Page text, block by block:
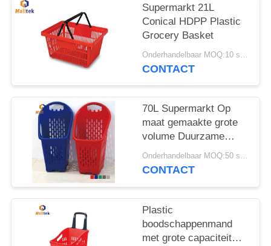
Supermarkt 21L
Conical HDPP Plastic
Grocery Basket
Onderhandelbaar MOQ:10 stuks
CONTACT
70L Supermarkt Op
maat gemaakte grote
volume Duurzame
winkelmandje Voor
supermarkt
Onderhandelbaar MOQ:50 stuks
CONTACT
Plastic
boodschappenmand
met grote capaciteit